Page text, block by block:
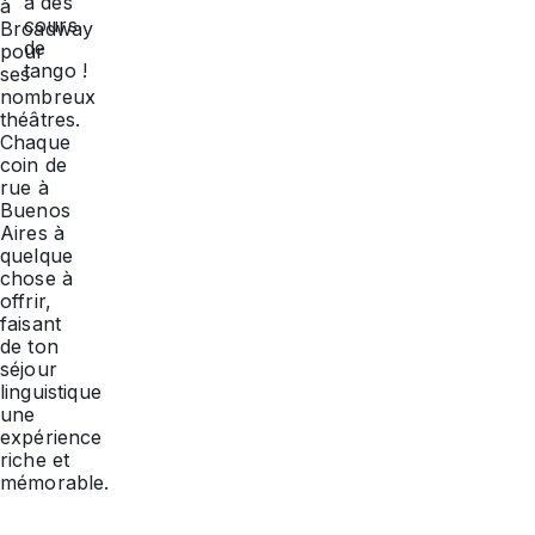
à
Broadway
pour
ses
nombreux
théâtres.
Chaque
coin de
rue à
Buenos
Aires à
quelque
chose à
offrir,
faisant
de ton
séjour
linguistique
une
expérience
riche et
mémorable.
cours
de
tango !